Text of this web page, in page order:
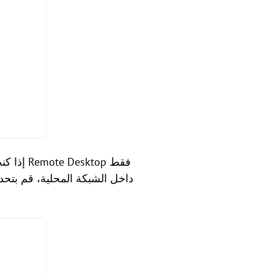
داخل الشبكة المحلية، قم